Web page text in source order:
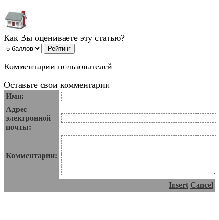
Как Вы оцениваете эту статью?
Комментарии пользователей
Оставьте свои комментарии
Имя:
Адрес
электронной
почты:
Комментарии:
Insert Cancel